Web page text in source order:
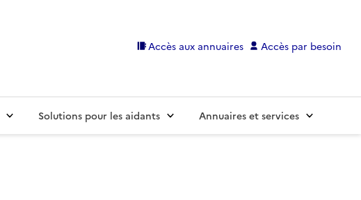
Accès aux annuaires Accès par besoin
Solutions pour les aidants Annuaires et services